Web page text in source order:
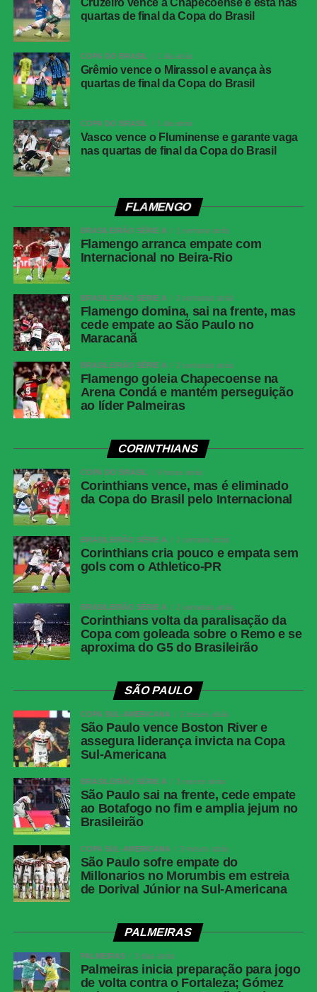
Local
Neo Química Arena, São Paulo (SP)
Data
Horário
19h30 (de Brasília)
Público
38.963 torcedores
Renda
Cartões
amarelos
Benavídez, Jadson, Portilla e Santos
(Athletico-PR); Fernando Diniz, André
Cartões
Nenhum
Árbitro
Paulo Cesar Zanovelli da Silva (MG)
Assistentes
Nailton Junior de Sousa Oliveira (CE) e
VAR
Paulo Renato Moreira da Silva Coelho (RJ)
Corinthians
Hugo Souza; Pedro Milans, André Ramalho,
Raniele e Matheuzinho; Allan, Matheus Pereira
(Breno Bidon), André Carrillo (André) e
Zakaria Labyad (Kaio César); Dieguinho (Yuri
Alberto (Rodrigo Garro)) e Lingard. Técnico:
Fernando Diniz.
Dias; Gilberto, Jadson, Portilla e Claudinho
(Léo Derik); Leozinho (Dudu), Viveros (Rivaldo)
e Mendoza (João Cruz). Técnico: Odair
Hellmann.
COMENTE ABAIXO:
WhatsApp
Facebook
Twitter
Messenger
quartas de final da Copa do Brasil
COPA DO BRASIL 1 dia atrás
Grêmio vence o Mirassol e avança às
quartas de final da Copa do Brasil
COPA DO BRASIL 1 dia atrás
Vasco vence o Fluminense e garante vaga
nas quartas de final da Copa do Brasil
FLAMENGO
BRASILEIRÃO SÉRIE A 1 semana atrás
Flamengo arranca empate com
Internacional no Beira-Rio
BRASILEIRÃO SÉRIE A 2 semanas atrás
Flamengo domina, sai na frente, mas
cede empate ao São Paulo no
Maracanã
BRASILEIRÃO SÉRIE A 2 semanas atrás
Flamengo goleia Chapecoense na
Arena Condá e mantém perseguição
ao líder Palmeiras
CORINTHIANS
COPA DO BRASIL 9 horas atrás
Corinthians vence, mas é eliminado
da Copa do Brasil pelo Internacional
BRASILEIRÃO SÉRIE A 1 semana atrás
Corinthians cria pouco e empata sem
gols com o Athletico-PR
BRASILEIRÃO SÉRIE A 2 semanas atrás
Corinthians volta da paralisação da
Copa com goleada sobre o Remo e se
aproxima do G5 do Brasileirão
SÃO PAULO
COPA SUL-AMERICANA 2 meses atrás
São Paulo vence Boston River e
assegura liderança invicta na Copa
Sul-Americana
BRASILEIRÃO SÉRIE A 3 meses atrás
São Paulo sai na frente, cede empate
ao Botafogo no fim e amplia jejum no
Brasileirão
COPA SUL-AMERICANA 3 meses atrás
São Paulo sofre empate do
Millonarios no Morumbis em estreia
de Dorival Júnior na Sul-Americana
PALMEIRAS
PALMEIRAS 3 dias atrás
Palmeiras inicia preparação para jogo
de volta contra o Fortaleza; Gómez